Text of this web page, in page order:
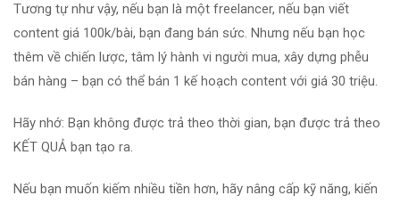
Tương tự như vậy, nếu bạn là một freelancer, nếu bạn viết
content giá 100k/bài, bạn đang bán sức. Nhưng nếu bạn học
thêm về chiến lược, tâm lý hành vi người mua, xây dựng phễu
bán hàng – bạn có thể bán 1 kế hoạch content với giá 30 triệu.
Hãy nhớ: Bạn không được trả theo thời gian, bạn được trả theo
KẾT QUẢ bạn tạo ra.
Nếu bạn muốn kiếm nhiều tiền hơn, hãy nâng cấp kỹ năng, kiến